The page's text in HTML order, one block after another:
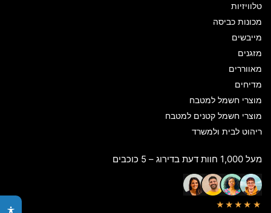
טלוויזיות
מכונות כביסה
מייבשים
מזגנים
מאווררים
מדיחים
מוצרי חשמל למטבח
מוצרי חשמל קטנים למטבח
ריהוט לבית ולמשרד
מעל 1,000 חוות דעת בדירוג – 5 כוכבים
★★★★★